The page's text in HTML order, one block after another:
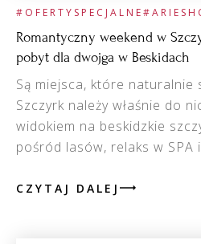
#OFERTYSPECJALNE
Romantyczny weekend w
pobyt dla dwojga w Beskidach
Są miejsca, które naturalnie
Szczyrk należy właśnie do
widokiem na beskidzkie
pośród lasów, relaks w SPA
CZYTAJ DALEJ